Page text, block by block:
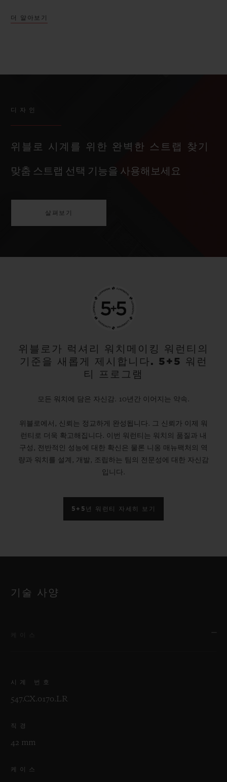
더 알아보기
디자인
위블로 시계를 위한 완벽한 스트랩 찾기
맞춤 스트랩 선택 기능을 사용해보세요
살펴보기
위블로가 럭셔리 워치메이킹 워런티의
기준을 새롭게 제시합니다. 5+5 워런
티 프로그램
모든 워치에 담은 자신감. 10년간 이어지는 약속.
위블로에서, 신뢰는 정교하게 완성됩니다. 그 신뢰가 이제 워
런티로 더욱 확고해집니다. 이번 워런티는 워치의 품질과 내
구성, 전반적인 성능에 대한 확신은 물론 니옹 매뉴팩처의 역
량과 워치를 설계, 개발, 조립하는 팀의 전문성에 대한 자신감
입니다.
5+5년 워런티 자세히 보기
기술 사양
시계 번호
547.CX.0170.LR
직경
42 mm
케이스